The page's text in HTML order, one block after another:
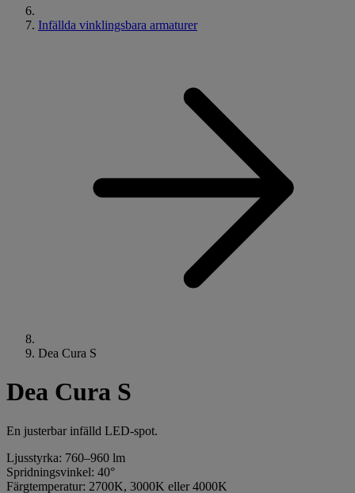
Infällda vinklingsbara armaturer
Dea Cura S
Dea Cura S
En justerbar infälld LED-spot.
Ljusstyrka: 760–960 lm
Spridningsvinkel: 40°
Färgtemperatur: 2700K, 3000K eller 4000K